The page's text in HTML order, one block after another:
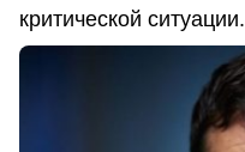
критической ситуации.